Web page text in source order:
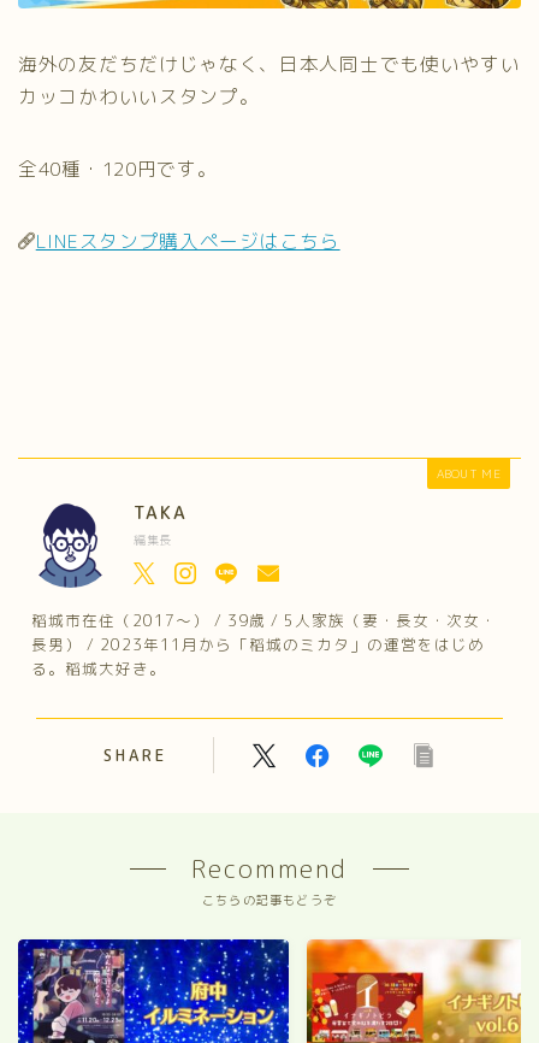
海外の友だちだけじゃなく、日本人同士でも使いやすい
カッコかわいいスタンプ。
全40種・120円です。
LINEスタンプ購入ページはこちら
ABOUT ME
TAKA
編集長
稲城市在住（2017～） / 39歳 / 5人家族（妻・長女・次女・
長男） / 2023年11月から「稲城のミカタ」の運営をはじめ
る。稲城大好き。
SHARE
Recommend
こちらの記事もどうぞ